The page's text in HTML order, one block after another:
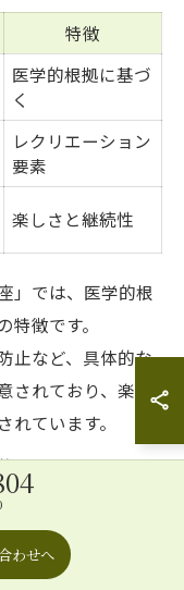
特徴
医学的根拠に基づ
く
レクリエーション
要素
楽しさと継続性
」では、医学的根
徴です。
止など、具体的な
れており、楽し
ています。
要素や、参加者同
、運動が苦手な方
、体調や体力の変
わせへ